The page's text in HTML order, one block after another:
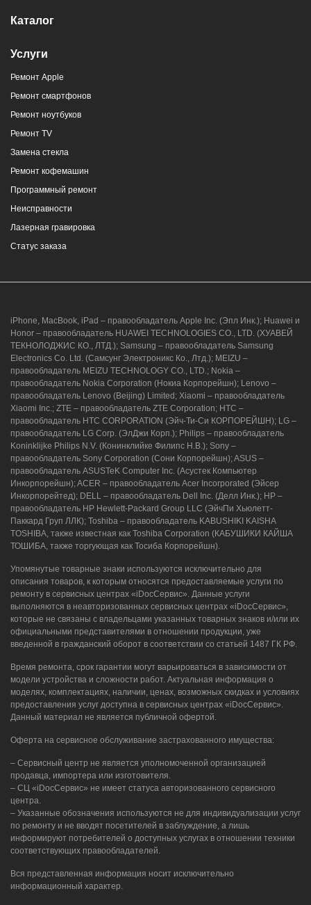
Каталог
Услуги
Ремонт Apple
Ремонт смартфонов
Ремонт ноутбуков
Ремонт TV
Замена стекла
Ремонт кофемашин
Программный ремонт
Неисправности
Лазерная гравировка
Статус заказа
iPhone, MacBook, iPad – правообладатель Apple Inc. (Эпл Инк.); Huawei и
Honor – правообладатель HUAWEI TECHNOLOGIES CO., LTD. (ХУАВЕЙ
ТЕКНОЛОДЖИС КО., ЛТД.); Samsung – правообладатель Samsung
Electronics Co. Ltd. (Самсунг Электроникс Ко., Лтд.); MEIZU –
правообладатель MEIZU TECHNOLOGY CO., LTD.; Nokia –
правообладатель Nokia Corporation (Нокиа Корпорейшн); Lenovo –
правообладатель Lenovo (Beijing) Limited; Xiaomi – правообладатель
Xiaomi Inc.; ZTE – правообладатель ZTE Corporation; HTC –
правообладатель HTC CORPORATION (Эйч-Ти-Си КОРПОРЕЙШН); LG –
правообладатель LG Corp. (ЭлДжи Корп.); Philips – правообладатель
Koninklijke Philips N.V. (Конинклийке Филипс Н.В.); Sony –
правообладатель Sony Corporation (Сони Корпорейшн); ASUS –
правообладатель ASUSTeK Computer Inc. (Асустек Компьютер
Инкорпорейшн); ACER – правообладатель Acer Incorporated (Эйсер
Инкорпорейтед); DELL – правообладатель Dell Inc. (Делл Инк.); HP –
правообладатель HP Hewlett-Packard Group LLC (ЭйчПи Хьюлетт-
Паккард Груп ЛЛК); Toshiba – правообладатель KABUSHIKI KAISHA
TOSHIBA, также известная как Toshiba Corporation (КАБУШИКИ КАЙША
ТОШИБА, также торгующая как Тосиба Корпорейшн).
Упомянутые товарные знаки используются исключительно для
описания товаров, к которым относятся предоставляемые услуги по
ремонту в сервисных центрах «iDocСервис». Данные услуги
выполняются в неавторизованных сервисных центрах «iDocСервис»,
которые не связаны с владельцами указанных товарных знаков и/или их
официальными представителями в отношении продукции, уже
введенной в гражданский оборот в соответствии со статьей 1487 ГК РФ.
Время ремонта, срок гарантии могут варьироваться в зависимости от
модели устройства и сложности работ. Актуальная информация о
моделях, комплектациях, наличии, ценах, возможных скидках и условиях
предоставления услуг доступна в сервисных центрах «iDocСервис».
Данный материал не является публичной офертой.
Оферта на сервисное обслуживание застрахованного имущества:
– Сервисный центр не является уполномоченной организацией
продавца, импортера или изготовителя.
– СЦ «iDocСервис» не имеет статуса авторизованного сервисного
центра.
– Указанные обозначения используются не для индивидуализации услуг
по ремонту и не вводят посетителей в заблуждение, а лишь
информируют потребителей о доступных услугах в отношении техники
соответствующих правообладателей.
Вся представленная информация носит исключительно
информационный характер.